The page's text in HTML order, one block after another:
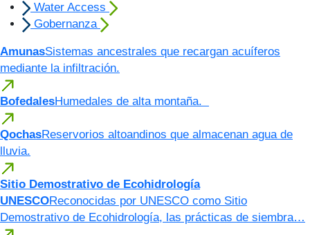
Water Access
Gobernanza
AmunasSistemas ancestrales que recargan acuíferos
mediante la infiltración.
BofedalesHumedales de alta montaña.
QochasReservorios altoandinos que almacenan agua de
lluvia.
Sitio Demostrativo de Ecohidrología
UNESCOReconocidas por UNESCO como Sitio
Demostrativo de Ecohidrología, las prácticas de siembra…